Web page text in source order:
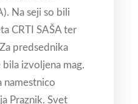
Na seji so bili
CRTI SAŠA ter
predsednika
bila izvoljena mag.
namestnico
Praznik. Svet